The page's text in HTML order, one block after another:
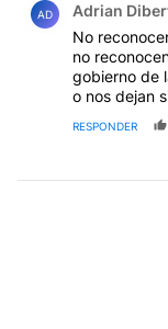
AD Adrian
No
no
gobierno de
o nos dejan
RESPONDER